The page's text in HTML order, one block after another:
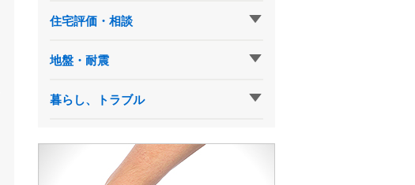
住宅評価・相談
地盤・耐震
暮らし、トラブル